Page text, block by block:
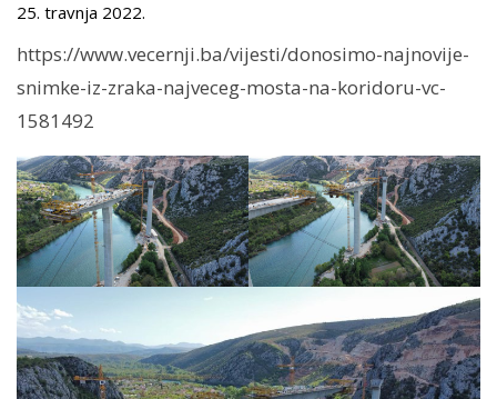
25. travnja 2022.
https://www.vecernji.ba/vijesti/donosimo-najnovije-
snimke-iz-zraka-najveceg-mosta-na-koridoru-vc-
1581492